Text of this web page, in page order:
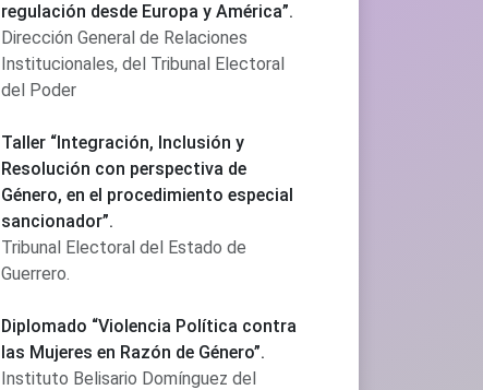
regulación desde Europa y América”.
Dirección General de Relaciones
Institucionales, del Tribunal Electoral
del Poder
Taller “Integración, Inclusión y
Resolución con perspectiva de
Género, en el procedimiento especial
sancionador”.
Tribunal Electoral del Estado de
Guerrero.
Diplomado “Violencia Política contra
las Mujeres en Razón de Género”.
Instituto Belisario Domínguez del